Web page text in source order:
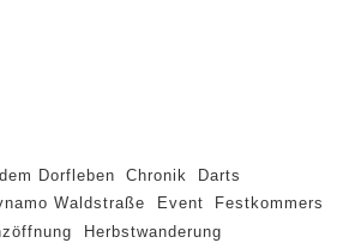
Dorfleben Chronik
Darts
Waldstraße Event
Festkommers
Herbstwanderung